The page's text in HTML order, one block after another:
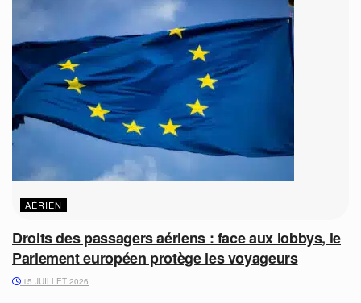
AÉRIEN
Droits des passagers aériens : face aux lobbys, le
Parlement européen protège les voyageurs
15 JUILLET 2026